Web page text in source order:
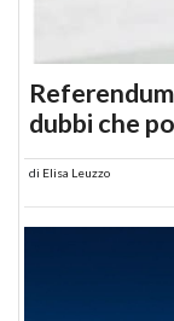
dubbi che
di Elisa Leuzzo